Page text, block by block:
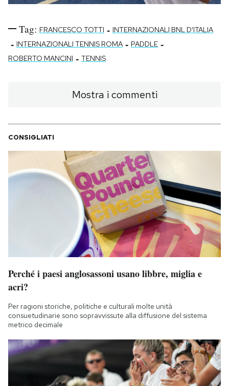
Tag: FRANCESCO TOTTI - INTERNAZIONALI BNL D'ITALIA
- INTERNAZIONALI TENNIS ROMA - PADDLE -
ROBERTO MANCINI - TENNIS
Mostra i commenti
CONSIGLIATI
Perché i paesi anglosassoni usano libbre, miglia e
acri?
Per ragioni storiche, politiche e culturali molte unità
consuetudinarie sono sopravvissute alla diffusione del sistema
metrico decimale